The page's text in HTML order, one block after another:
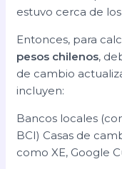
estuvo cerca de
Entonces, para
pesos chilenos,
de cambio
incluyen:
Bancos locales
BCI) Casas de
como XE, Google